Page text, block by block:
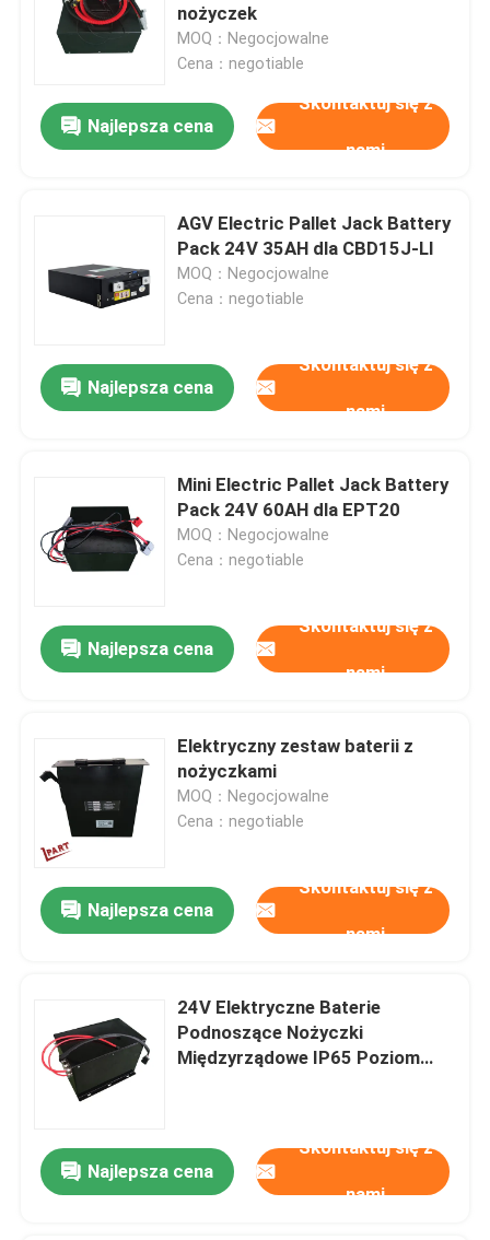
Dom
nożyczek
MOQ：Negocjowalne
Cena：negotiable
Najlepsza cena
Skontaktuj się z
nami
AGV Electric Pallet Jack Battery
Pack 24V 35AH dla CBD15J-LI
MOQ：Negocjowalne
Cena：negotiable
Najlepsza cena
Skontaktuj się z
nami
Mini Electric Pallet Jack Battery
Pack 24V 60AH dla EPT20
MOQ：Negocjowalne
Cena：negotiable
Najlepsza cena
Skontaktuj się z
nami
Elektryczny zestaw baterii z
nożyczkami
MOQ：Negocjowalne
Cena：negotiable
Najlepsza cena
Skontaktuj się z
nami
24V Elektryczne Baterie
Podnoszące Nożyczki
Międzyrządowe IP65 Poziom
Najlepsza cena
Skontaktuj się z
nami